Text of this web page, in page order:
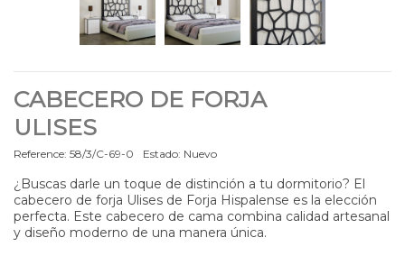
CABECERO DE FORJA
ULISES
Reference: 58/3/C-69-0 Estado: Nuevo
¿Buscas darle un toque de distinción a tu dormitorio? El
cabecero de forja Ulises de Forja Hispalense es la elección
perfecta. Este cabecero de cama combina calidad artesanal
y diseño moderno de una manera única.